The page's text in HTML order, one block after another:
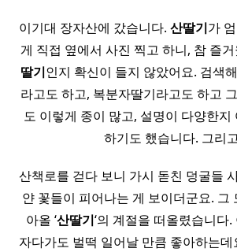
이기대 장자산에 갔습니다. 산딸기가
게 직접 옆에서 사진 찍고 하니, 참 즐
딸기인지 확신이 들지 않았어요. 검색
라고도 하고, 복분자딸기라고도 하고
도 이렇게 종이 많고, 설명이 다양한지
하기도 했습니다. 그리
산책로를 걷다 보니 가시 돋친 덩굴들
얀 꽃들이 피어나는 게 보이더군요. 그
아올 ‘산딸기‘의 계절을 떠올렸습니다
자다가도 벌떡 일어날 만큼 좋아하는데